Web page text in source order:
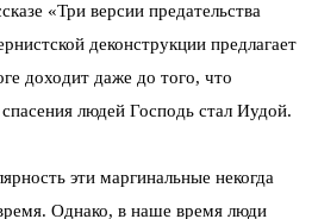
«Три версии предательства
деконструкции предлагает
доходит даже до того, что
людей Господь стал Иудой.
эти маргинальные некогда
Однако, в наше время люди